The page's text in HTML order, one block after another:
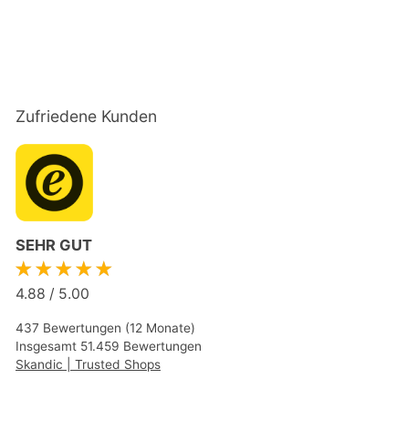
Zufriedene Kunden
SEHR GUT
★★★★★
4.88 / 5.00
437 Bewertungen (12 Monate)
Insgesamt 51.459 Bewertungen
Skandic | Trusted Shops